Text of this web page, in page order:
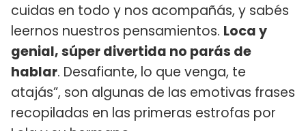
cuidas en todo y nos acompañás, y sabés
leernos nuestros pensamientos. Loca y
genial, súper divertida no parás de
hablar. Desafiante, lo que venga, te
atajás”, son algunas de las emotivas frases
recopiladas en las primeras estrofas por